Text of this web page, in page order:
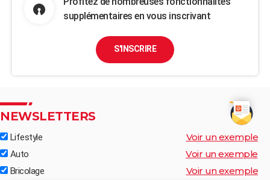
supplémentaires en vous inscrivant
S'INSCRIRE
NEWSLETTERS
Lifestyle Voir un exemple
Auto Voir un exemple
Bricolage Voir un exemple